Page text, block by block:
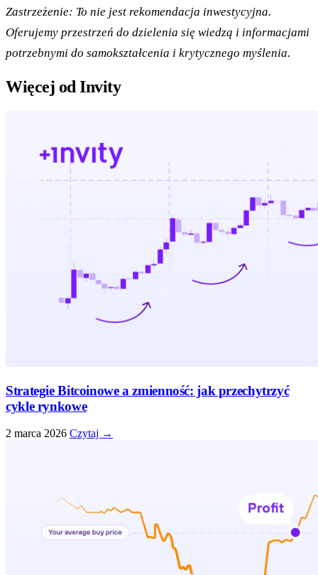
Zastrzeżenie: To nie jest rekomendacja inwestycyjna.
Oferujemy przestrzeń do dzielenia się wiedzą i informacjami
potrzebnymi do samokształcenia i krytycznego myślenia.
Więcej od Invity
Strategie Bitcoinowe a zmienność: jak przechytrzyć
cykle rynkowe
2 marca 2026 Czytaj →